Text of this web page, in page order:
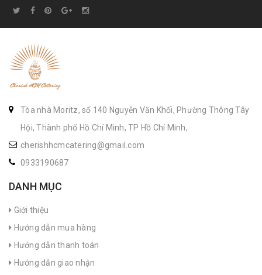
Tòa nhà Moritz, số 140 Nguyễn Văn Khối, Phường Thông Tây
Hội, Thành phố Hồ Chí Minh, TP Hồ Chí Minh,
cherishhcmcatering@gmail.com
0933190687
DANH MỤC
Giới thiệu
Hướng dẫn mua hàng
Hướng dẫn thanh toán
Hướng dẫn giao nhận